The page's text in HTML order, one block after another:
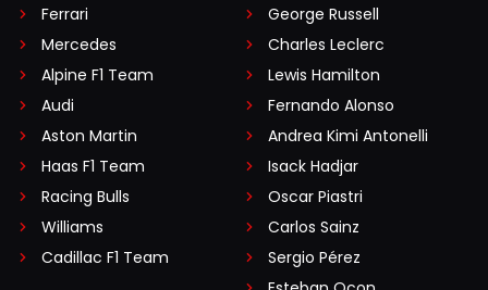
Ferrari
Mercedes
Alpine F1 Team
Audi
Aston Martin
Haas F1 Team
Racing Bulls
Williams
Cadillac F1 Team
George Russell
Charles Leclerc
Lewis Hamilton
Fernando Alonso
Andrea Kimi Antonelli
Isack Hadjar
Oscar Piastri
Carlos Sainz
Sergio Pérez